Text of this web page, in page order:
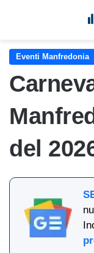
Eventi Manfredonia
del